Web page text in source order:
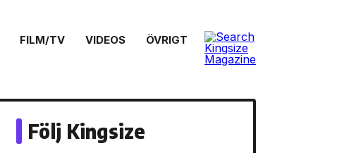
FILM/TV VIDEOS ÖVRIGT
Följ Kingsize